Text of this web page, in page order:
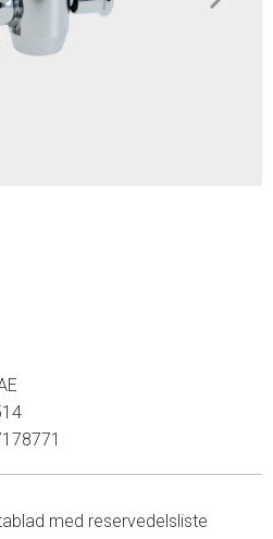
med reservedelsliste